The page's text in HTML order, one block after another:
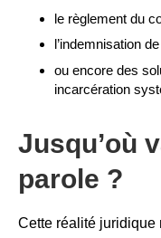
le règlement du
l’indemnisation
ou encore des
incarcération
Jusqu’où
parole ?
Cette réalité juridique